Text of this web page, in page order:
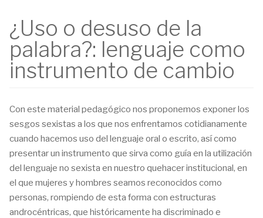
¿Uso o desuso de la
palabra?: lenguaje como
instrumento de cambio
Con este material pedagógico nos proponemos exponer los
sesgos sexistas a los que nos enfrentamos cotidianamente
cuando hacemos uso del lenguaje oral o escrito, así como
presentar un instrumento que sirva como guía en la utilización
del lenguaje no sexista en nuestro quehacer institucional, en
el que mujeres y hombres seamos reconocidos como
personas, rompiendo de esta forma con estructuras
androcéntricas, que históricamente ha discriminado e